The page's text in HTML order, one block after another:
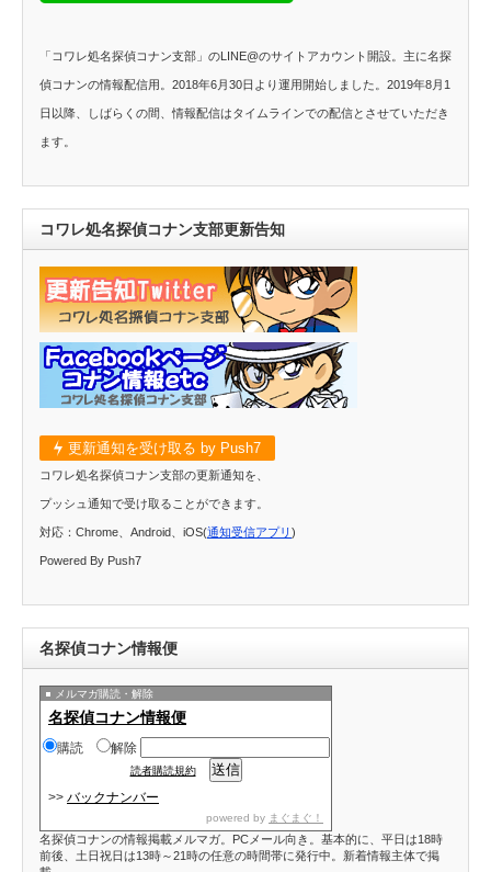
「コワレ処名探偵コナン支部」のLINE@のサイトアカウント開設。主に名探
偵コナンの情報配信用。2018年6月30日より運用開始しました。2019年8月1
日以降、しばらくの間、情報配信はタイムラインでの配信とさせていただき
ます。
コワレ処名探偵コナン支部更新告知
更新通知を受け取る by Push7
コワレ処名探偵コナン支部の更新通知を、
プッシュ通知で受け取ることができます。
対応：Chrome、Android、iOS(通知受信アプリ )
Powered By Push7
名探偵コナン情報便
メルマガ購読・解除
名探偵コナン情報便
購読 解除
読者購読規約
>> バックナンバー
powered by まぐまぐ！
名探偵コナンの情報掲載メルマガ。PCメール向き。基本的に、平日は18時
前後、土日祝日は13時～21時の任意の時間帯に発行中。新着情報主体で掲